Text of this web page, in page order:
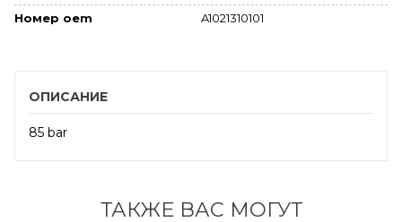
Номер oem
A1021310101
ОПИСАНИЕ
85 bar
ТАКЖЕ ВАС МОГУТ